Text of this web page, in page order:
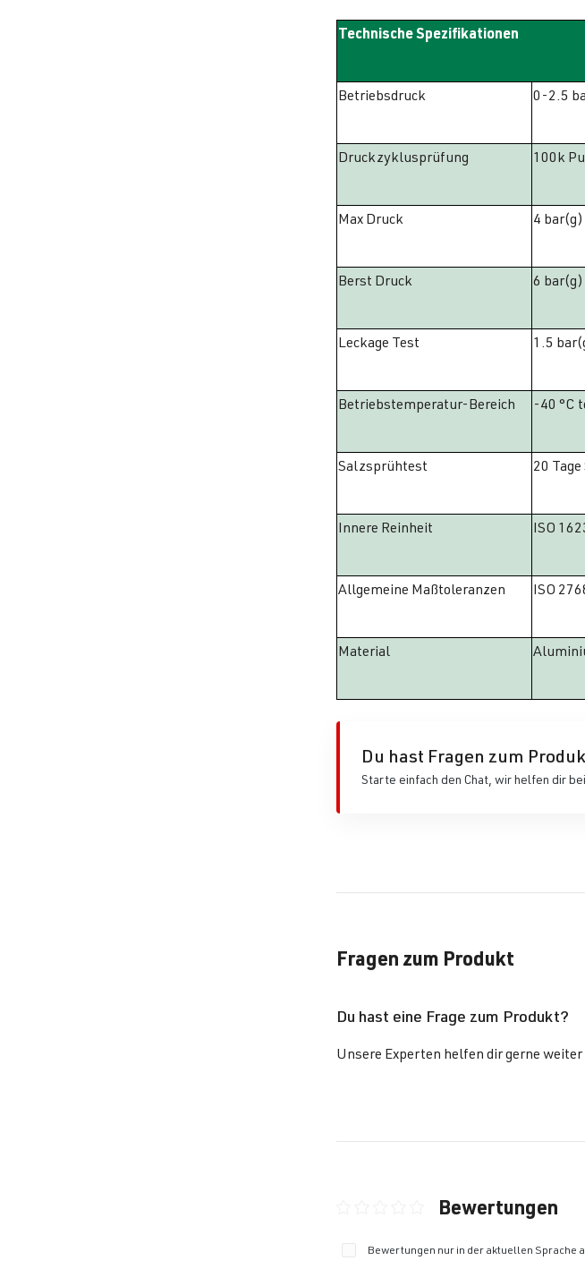
Technische Spezifikationen
Betriebsdruck 0-2.5
Druckzyklusprüfung 100k
Max Druck 4 bar(g)
Berst Druck 6 bar(g)
Leckage Test 1.5
Betriebstemperatur-Bereich -40 °C
Salzsprühtest 20
Innere Reinheit ISO
Allgemeine Maßtoleranzen ISO
Material
Du hast Fragen zum
Starte einfach den Chat, wir helfen dir
Fragen zum Produkt
Du hast eine Frage zum Produkt?
Unsere Experten helfen dir gerne weiter
Bewertungen
Bewertungen nur in der aktuellen Sprache